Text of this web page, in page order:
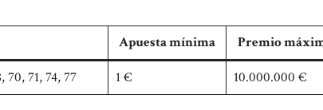
Apuesta mínima
Premio
70, 71, 74, 77 1 € 10.000.000 €